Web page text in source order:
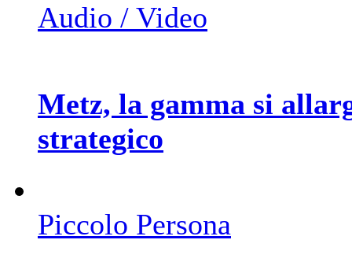
Audio / Video
Metz, la gamma si
strategico
Piccolo Persona